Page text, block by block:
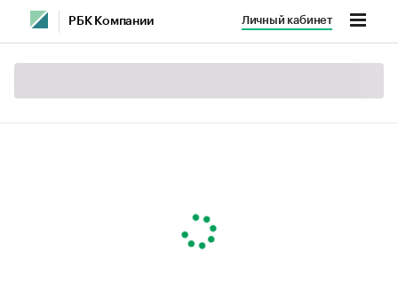
РБК Компании Личный кабинет